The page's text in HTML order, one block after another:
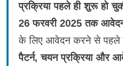
प्रक्रिया पहले ही शुरू हो
26 फरवरी 2025 तक
के लिए आवेदन करने से पहले
पैटर्न, चयन प्रक्रिया और